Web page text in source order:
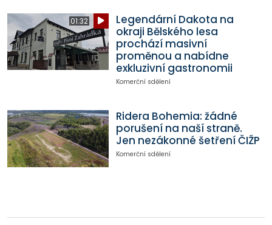
01:32
Legendární Dakota na
okraji Bělského lesa
prochází masivní
proměnou a nabídne
exkluzivní gastronomii
Komerční sdělení
Ridera Bohemia: žádné
porušení na naší straně.
Jen nezákonné šetření ČIŽP
Komerční sdělení